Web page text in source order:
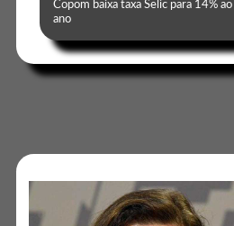
Copom baixa taxa Selic para 14% ao
ano